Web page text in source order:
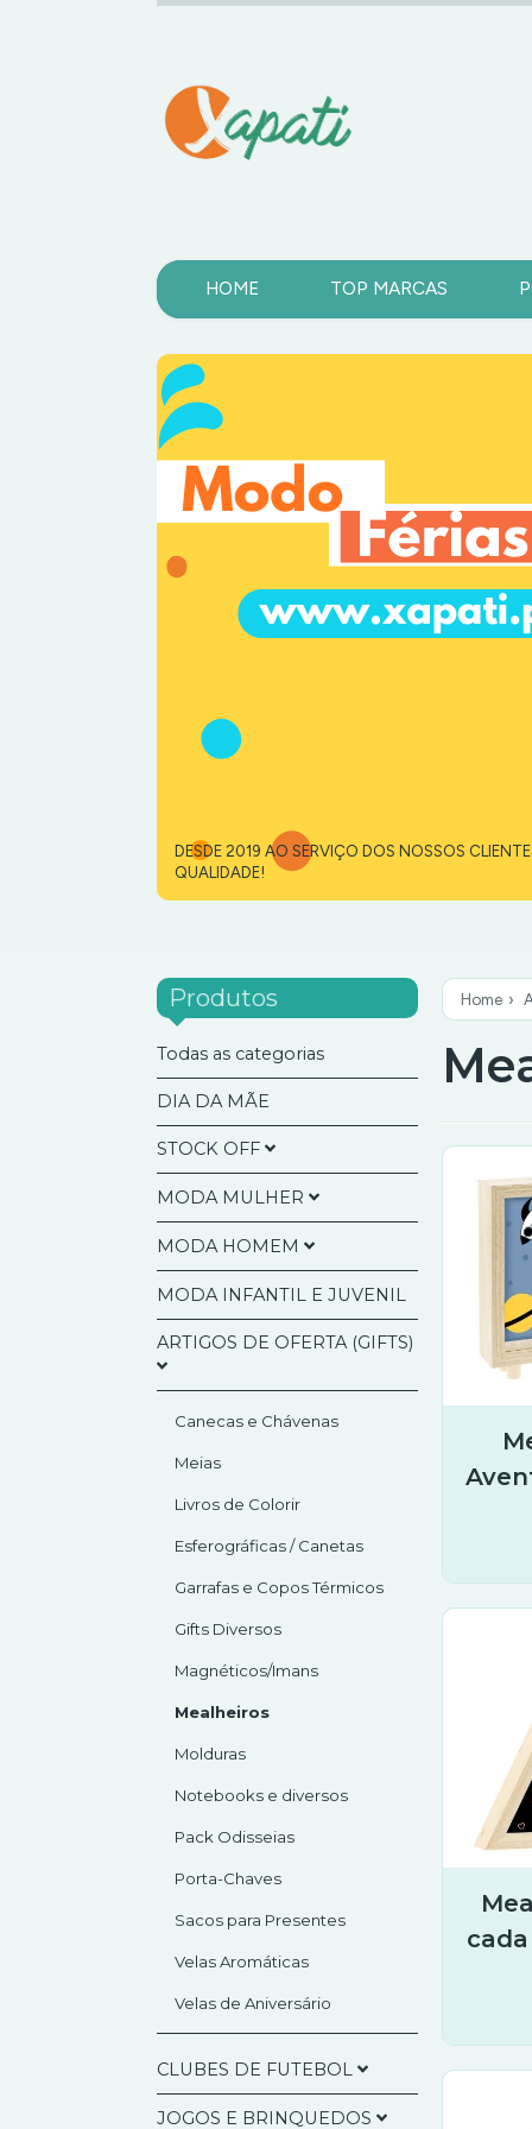
HOME TOP MARCAS
DESDE 2019 AO SERVIÇO DOS NOSSOS
QUALIDADE!
Produtos
Todas as categorias
DIA DA MÃE
STOCK OFF
Agendas Anuais
Artigos Presentes
Calendários
MODA MULHER
Bolsas Multiusos
Bolsa a Tiracolo/Pasta
Documentos
MODA HOMEM
Bolsas a Tiracolo / Mochila
Carteiras
Porta-Moedas
MODA INFANTIL E JUVENIL
ARTIGOS DE OFERTA (GIFTS)
Canecas e Chávenas
Meias
Livros de Colorir
Esferográficas / Canetas
Garrafas e Copos Térmicos
Gifts Diversos
Magnéticos/Imans
Mealheiros
Molduras
Notebooks e diversos
Pack Odisseias
Porta-Chaves
Sacos para Presentes
Velas Aromáticas
Velas de Aniversário
CLUBES DE FUTEBOL
SLB - Benfica
JOGOS E BRINQUEDOS
Home ›